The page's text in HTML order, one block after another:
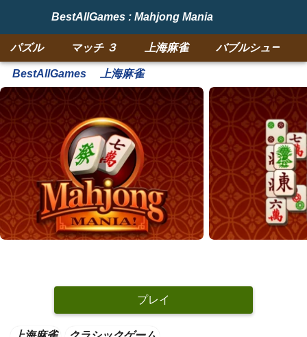
BestAllGames : Mahjong Mania
パズル マッチ ３ 上海麻雀 バブルシューター
BestAllGames 上海麻雀
プレイ